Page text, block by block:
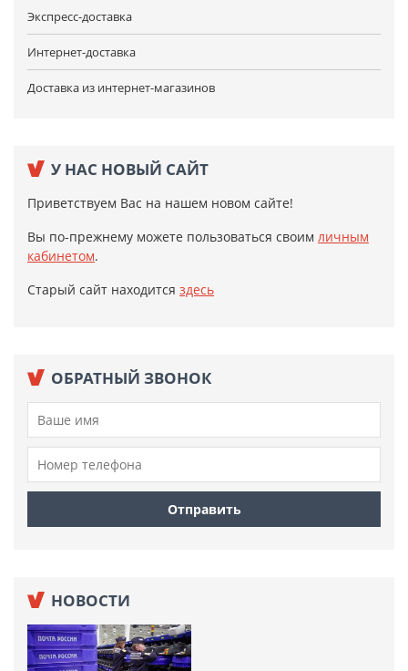
Экспресс-доставка
Интернет-доставка
Доставка из интернет-магазинов
У НАС НОВЫЙ САЙТ
Приветствуем Вас на нашем новом сайте!
Вы по-прежнему можете пользоваться своим личным
кабинетом.
Старый сайт находится здесь
ОБРАТНЫЙ ЗВОНОК
НОВОСТИ